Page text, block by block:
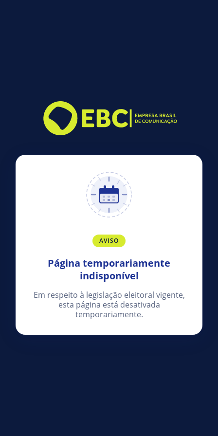
AVISO
Página temporariamente
indisponível
Em respeito à legislação eleitoral vigente,
esta página está desativada
temporariamente.